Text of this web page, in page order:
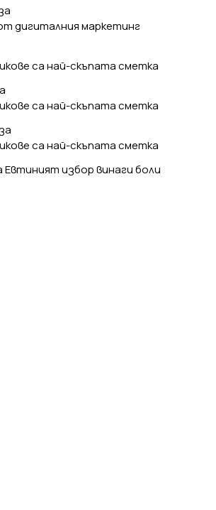
дигиталния маркетинг
са най-скъпата сметка
са най-скъпата сметка
за
са най-скъпата сметка
Евтиният избор винаги боли